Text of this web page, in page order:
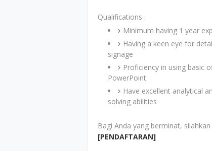
Qualifications :
Minimum having 1 year
Having a keen eye for
signage
Proficiency in using basic
PowerPoint
Have excellent analytical
solving abilities
Bagi Anda yang berminat,
[PENDAFTARAN]